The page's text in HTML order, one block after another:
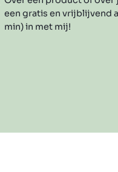
een gratis en vrijblijvend
min) in met mij!